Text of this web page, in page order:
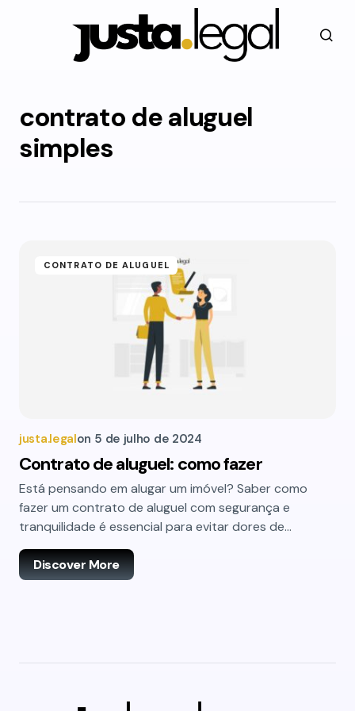
contrato de aluguel
simples
CONTRATO DE ALUGUEL
justa.legalon 5 de julho de 2024
Contrato de aluguel: como fazer
Está pensando em alugar um imóvel? Saber como
fazer um contrato de aluguel com segurança e
tranquilidade é essencial para evitar dores de…
Discover More